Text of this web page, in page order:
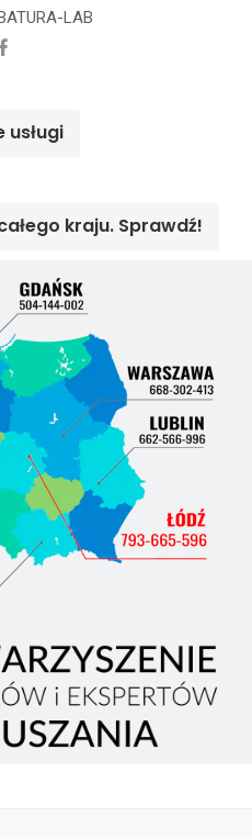
LAB
usługi
kraju. Sprawdź!